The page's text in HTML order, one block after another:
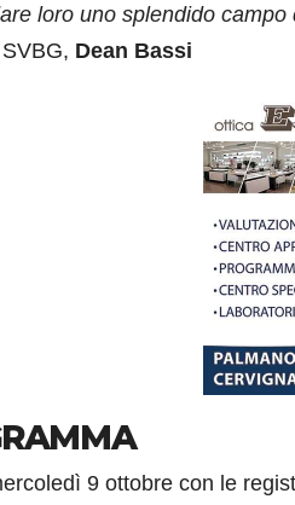
loro uno splendido
Dean Bassi
9 ottobre con le